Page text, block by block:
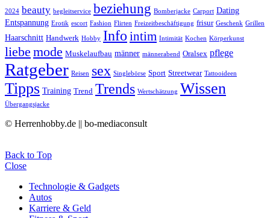
2024 beauty begleitservice beziehung Bomberjacke Carport Dating
Entspannung Erotik escort Fashion Flirten Freizeitbeschäftigung frisur Geschenk Grillen
Haarschnitt Handwerk Hobby Info intim Intimität Kochen Körperkunst
liebe mode Muskelaufbau männer männerabend Oralsex pflege
Ratgeber Reisen sex Singlebörse Sport Streetwear Tattooideen
Tipps Training Trend Trends Wertschätzung Wissen
Übergangsjacke
© Herrenhobby.de || bo-mediaconsult
Back to Top
Close
Technologie & Gadgets
Autos
Karriere & Geld